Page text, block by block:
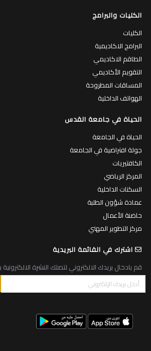
الكليات والبرامج
الكليات
البرامج الاكاديمية
الطاقم الاكاديمي
التقويم الأكاديمي
المساقات المطروحة
الهواتف الداخلية
الحياة في جامعة القدس
الحياة في الجامعة
جولة افتراضية في الجامعة
الكافتيريات
المركز الرياضي
السكنات الداخلية
عمادة شؤون الطلبة
حاضنة الأعمال
مركز التطوير المهني
اشترك في القائمة البريدية
قم بادخال بريدك الالكتروني لتصلك النشرة الالكترونية